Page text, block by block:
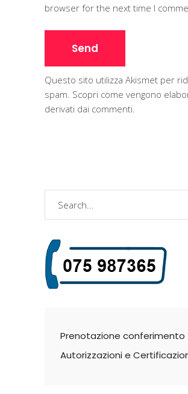
browser for the next time I
Questo sito utilizza Akismet per
spam. Scopri come vengono
derivati dai commenti.
Prenotazione conferimento
Autorizzazioni e